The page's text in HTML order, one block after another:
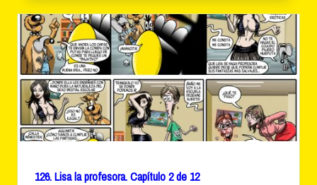
126. Lisa la profesora. Capítulo 2 de 12